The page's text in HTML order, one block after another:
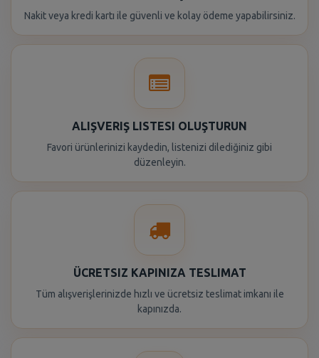
Nakit veya kredi kartı ile güvenli ve kolay ödeme yapabilirsiniz.
ALIŞVERIŞ LISTESI OLUŞTURUN
Favori ürünlerinizi kaydedin, listenizi dilediğiniz gibi
düzenleyin.
ÜCRETSIZ KAPINIZA TESLIMAT
Tüm alışverişlerinizde hızlı ve ücretsiz teslimat imkanı ile
kapınızda.